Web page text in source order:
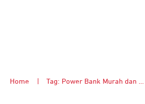
Home Tag: Power Bank Murah dan Berkualitas